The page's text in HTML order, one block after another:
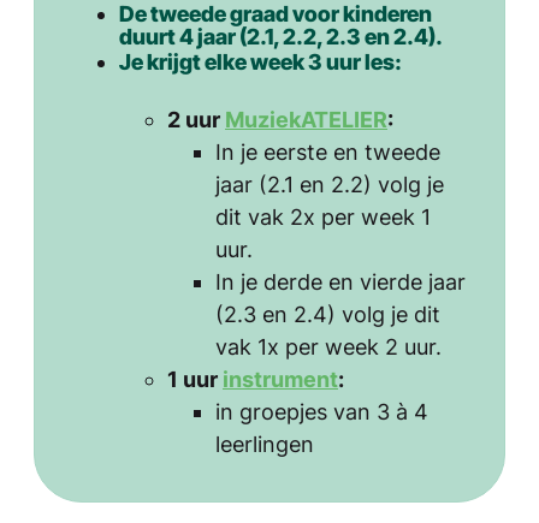
De tweede graad voor kinderen
duurt 4 jaar (2.1, 2.2, 2.3 en 2.4).
Je krijgt elke week 3 uur les:
2 uur MuziekATELIER:
In je eerste en tweede
jaar (2.1 en 2.2) volg je
dit vak 2x per week 1
uur.
In je derde en vierde jaar
(2.3 en 2.4) volg je dit
vak 1x per week 2 uur.
1 uur instrument:
in groepjes van 3 à 4
leerlingen